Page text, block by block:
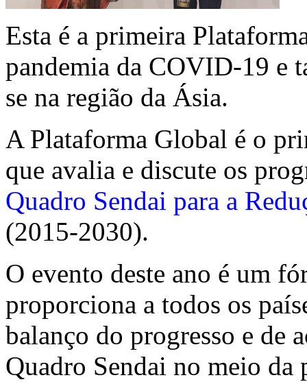
Esta é a primeira
pandemia da COVID-19 e
se na região da Ásia.
A Plataforma Global é o
que avalia e discute os
Quadro Sendai para a
(2015-2030).
O evento deste ano é um
proporciona a todos os
balanço do progresso e de
Quadro Sendai no meio